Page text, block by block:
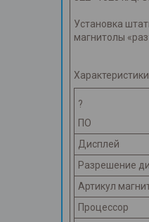
Установка
магнитолы
Характеристики
?
ПО
Дисплей
Разрешение
Артикул
Процессор